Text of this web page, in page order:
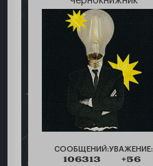
СООБЩЕНИЙ:
106313
УВАЖЕНИЕ:
+56